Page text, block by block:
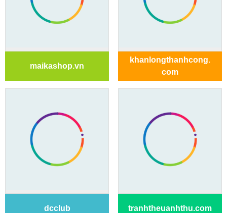
maikashop.vn
khanlongthanhcong.
com
dcclub tranhtheuanhthu.com